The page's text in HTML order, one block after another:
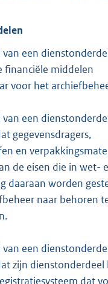
een
financiële middelen
voor het
een
gegevensdragers,
en
de eisen die in wet-
daaraan worden
naar behoren
een
zijn dienstonderdeel
dat